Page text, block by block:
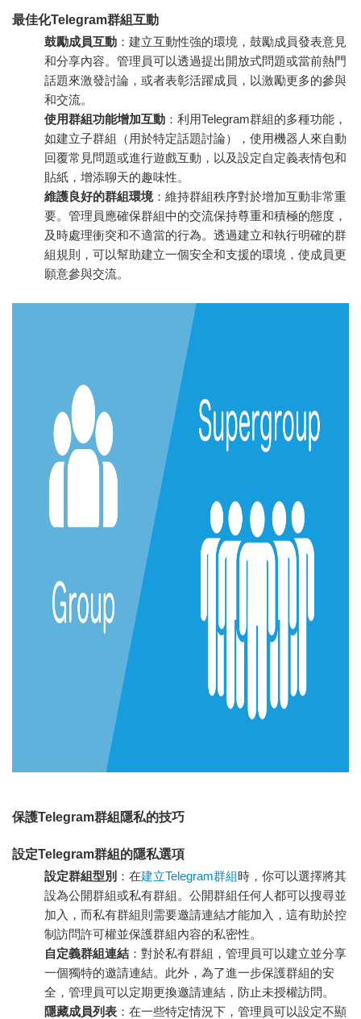
最佳化Telegram群組互動
鼓勵成員互動 ：建立互動性強的環境，鼓勵成員發表意見
和分享內容。管理員可以透過提出開放式問題或當前熱門
話題來激發討論，或者表彰活躍成員，以激勵更多的參與
和交流。
使用群組功能增加互動 ：利用Telegram群組的多種功能，
如建立子群組（用於特定話題討論），使用機器人來自動
回覆常見問題或進行遊戲互動，以及設定自定義表情包和
貼紙，增添聊天的趣味性。
維護良好的群組環境：維持群組秩序對於增加互動非常重
要。管理員應確保群組中的交流保持尊重和積極的態度，
及時處理衝突和不適當的行為。透過建立和執行明確的群
組規則，可以幫助建立一個安全和支援的環境，使成員更
願意參與交流。
保護Telegram群組隱私的技巧
設定Telegram群組的隱私選項
設定群組型別 ：在建立Telegram群組時，你可以選擇將其
設為公開群組或私有群組。公開群組任何人都可以搜尋並
加入，而私有群組則需要邀請連結才能加入，這有助於控
制訪問許可權並保護群組內容的私密性。
自定義群組連結 ：對於私有群組，管理員可以建立並分享
一個獨特的邀請連結。此外，為了進一步保護群組的安
全，管理員可以定期更換邀請連結，防止未授權訪問。
隱藏成員列表 ：在一些特定情況下，管理員可以設定不顯